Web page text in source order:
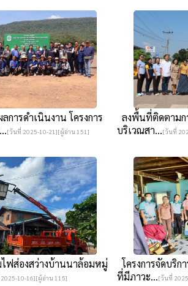
การดำเนินงาน โครงการ
[วันที่ 2025-10-21][ผู้อ่าน 151]
ลงพื้นที่ติดตามก
บริเวณสา...[วันที่
ฟส่องสว่างบ้านนาล้อมหมู่
10-16][ผู้อ่าน 115]
โครงการจัดบริ
ที่มีภาวะ...[วันที่